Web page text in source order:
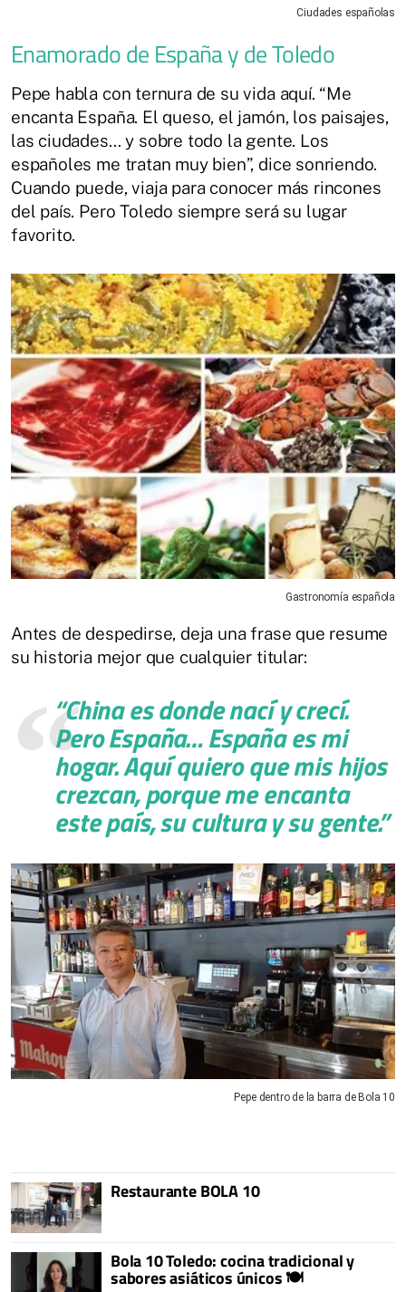
Ciudades españolas
Enamorado de España y de Toledo
Pepe habla con ternura de su vida aquí. “Me
encanta España. El queso, el jamón, los paisajes,
las ciudades… y sobre todo la gente. Los
españoles me tratan muy bien”, dice sonriendo.
Cuando puede, viaja para conocer más rincones
del país. Pero Toledo siempre será su lugar
favorito.
Gastronomía española
Antes de despedirse, deja una frase que resume
su historia mejor que cualquier titular:
“China es donde nací y crecí.
Pero España… España es mi
hogar. Aquí quiero que mis hijos
crezcan, porque me encanta
este país, su cultura y su gente.”
Pepe dentro de la barra de Bola 10
Restaurante BOLA 10
Bola 10 Toledo: cocina tradicional y
sabores asiáticos únicos 🍽️